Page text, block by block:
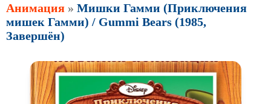
Анимация » Мишки Гамми (Приключения
мишек Гамми) / Gummi Bears (1985,
Завершён)